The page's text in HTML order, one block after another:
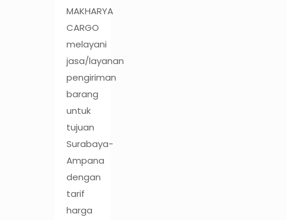
MAKHARYA
CARGO
melayani
jasa/layanan
pengiriman
barang
untuk
tujuan
Surabaya-
Ampana
dengan
tarif
harga